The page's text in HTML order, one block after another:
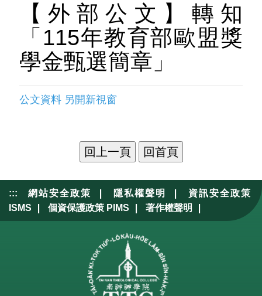
【外部公文】轉知
「115年教育部歐盟獎
學金甄選簡章」
公文資料 另開新視窗
::: 網站安全政策 | 隱私權聲明 |
資訊安全政策
ISMS
| 個資保護政策 PIMS | 著作權聲明 |